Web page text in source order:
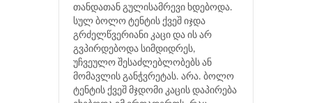
თანდათან გულისამრევი ხდებოდა.
სულ ბოლო ტენტის ქვეშ იჯდა
გრძელწვერიანი კაცი და ის არ
გვპირდებოდა სიმდიდრეს,
უჩვეულო შესაძლებლობებს ან
მომავლის განჭვრეტას. არა. ბოლო
ტენტის ქვეშ მჯდომი კაცის დაპირება